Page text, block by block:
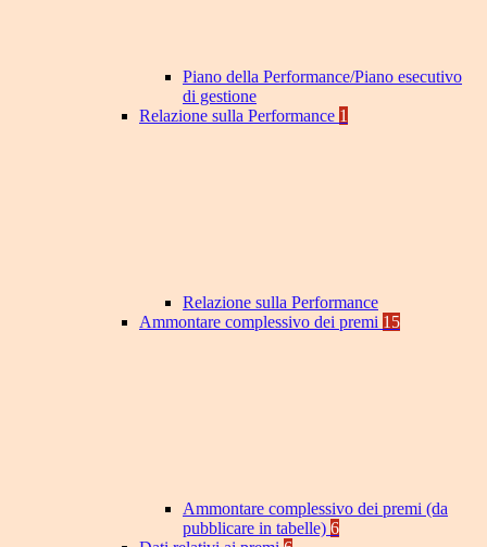
Piano della Performance/Piano esecutivo
di gestione
Relazione sulla Performance 1
Relazione sulla Performance
Ammontare complessivo dei premi 15
Ammontare complessivo dei premi (da
pubblicare in tabelle) 6